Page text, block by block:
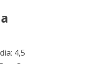
4,5